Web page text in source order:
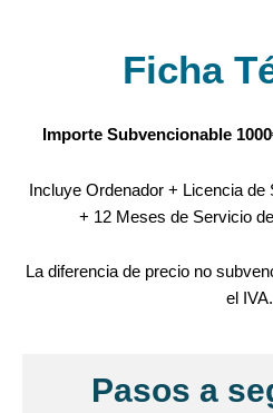
Ficha
Importe Subvencionable
Incluye Ordenador + Licencia de
+ 12 Meses de Servicio
La diferencia de precio no
el IVA.
Pasos a